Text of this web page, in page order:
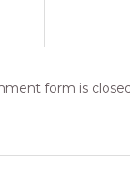
form is